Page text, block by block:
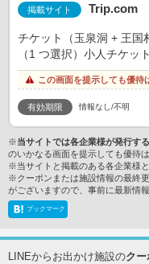
掲載サイト Trip.com
有効期限 情報なし/不明
チケット（玉泉洞 + 王国
（1 つ選択）小人チケッ
この画面を提示しても優待
※当サイトでは各企業様が発行す
のいかなる画面を提示しても優待
※当サイトと掲載のある各企業様
※クーポンまたは施設情報の最終
がございますので、事前に最新情
ブックマーク
LINEからお出かけ施設のク